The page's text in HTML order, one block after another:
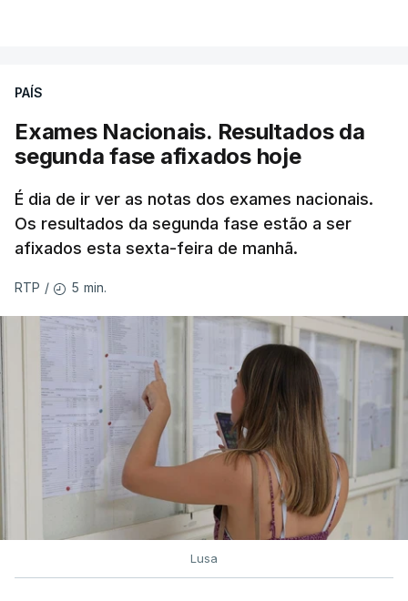
PAÍS
Exames Nacionais. Resultados da
segunda fase afixados hoje
É dia de ir ver as notas dos exames nacionais.
Os resultados da segunda fase estão a ser
afixados esta sexta-feira de manhã.
RTP / 5 min.
Lusa